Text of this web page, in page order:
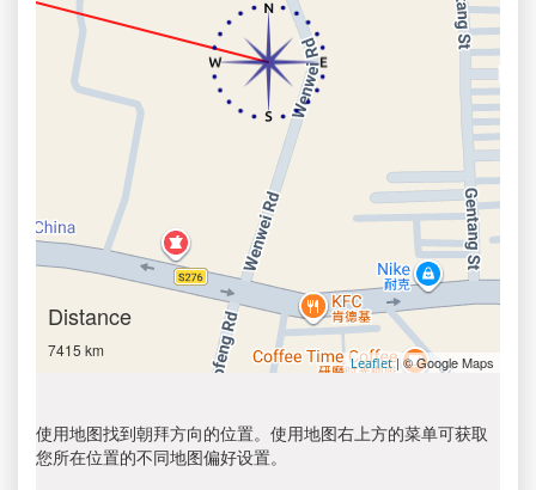
Distance
7415 km
Leaflet| © Google Maps
使用地图找到朝拜方向的位置。使用地图右上方的菜单可获取
您所在位置的不同地图偏好设置。